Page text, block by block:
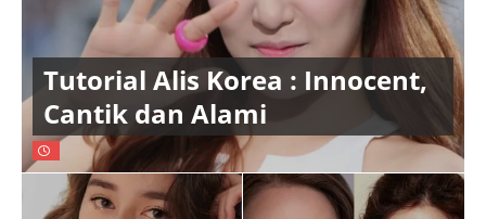
Tutorial Alis Korea : Innocent,
Cantik dan Alami